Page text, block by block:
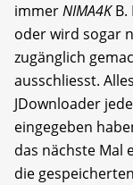
immerNIMA4KB.
oder wird sogar
zugänglich
ausschliesst.
JDownloader
eingegeben
das nächste Mal
die